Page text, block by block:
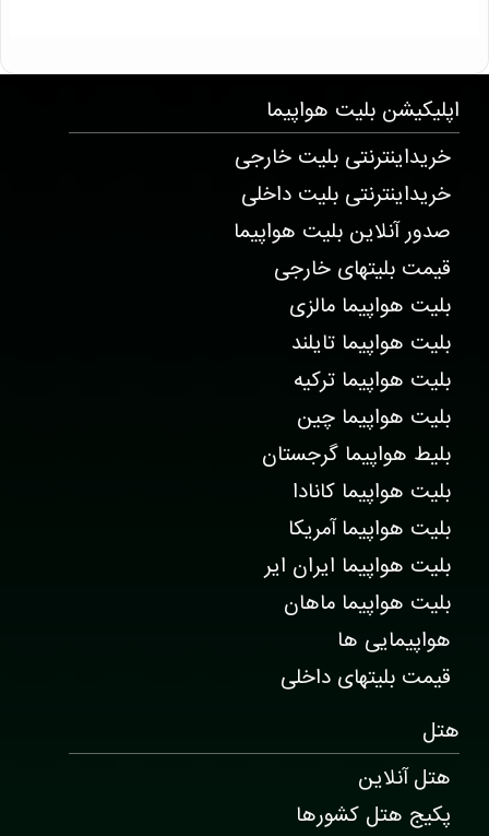
اپلیکیشن بلیت هواپیما
خریداینترنتی بلیت خارجی
خریداینترنتی بلیت داخلی
صدور آنلاین بلیت هواپیما
قیمت بلیتهای خارجی
بلیت هواپیما مالزی
بلیت هواپیما تایلند
بلیت هواپیما ترکیه
بلیت هواپیما چین
بلیط هواپیما گرجستان
بلیت هواپیما کانادا
بلیت هواپیما آمریکا
بلیت هواپیما ایران ایر
بلیت هواپیما ماهان
هواپیمایی ها
قیمت بلیتهای داخلی
هتل
هتل آنلاین
پکیج هتل کشورها